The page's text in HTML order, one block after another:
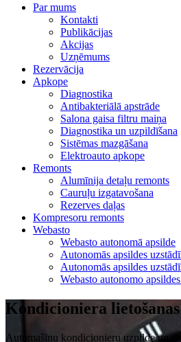
Par mums
Kontakti
Publikācijas
Akcijas
Uzņēmums
Rezervācija
Apkope
Diagnostika
Antibakteriālā apstrāde
Salona gaisa filtru maiņa
Diagnostika un uzpildīšana
Sistēmas mazgāšana
Elektroauto apkope
Remonts
Alumīnija detaļu remonts
Cauruļu izgatavošana
Rezerves daļas
Kompresoru remonts
Webasto
Webasto autonomā apsilde
Autonomās apsildes
Autonomās apsildes
Webasto autonomo
Kondicioniera
Automašīnu kondicionieru uzpilde un